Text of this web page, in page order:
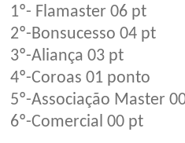
1º- Flamaster 06 pt
2º-Bonsucesso 04 pt
3º-Aliança 03 pt
4º-Coroas 01 ponto
5º-Associação Master
6º-Comercial 00 pt